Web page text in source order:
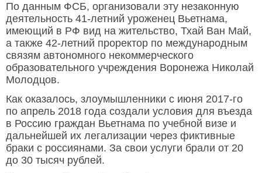
По данным ФСБ, организовали эту незаконную
деятельность 41-летний уроженец Вьетнама,
имеющий в РФ вид на жительство, Тхай Ван Май,
а также 42-летний проректор по международным
связям автономного некоммерческого
образовательного учреждения Воронежа Николай
Молодцов.
Как оказалось, злоумышленники с июня 2017-го
по апрель 2018 года создали условия для въезда
в Россию граждан Вьетнама по учебной визе и
дальнейшей их легализации через фиктивные
браки с россиянами. За свои услуги брали от 20
до 30 тысяч рублей.